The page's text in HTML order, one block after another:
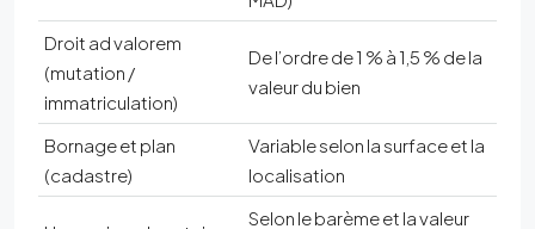
Droit ad valorem
(mutation /
immatriculation)
De l’ordre de 1 % à 1,5 % de la
valeur du bien
Bornage et plan
(cadastre)
Variable selon la surface et la
localisation
Selon le barème et la valeur